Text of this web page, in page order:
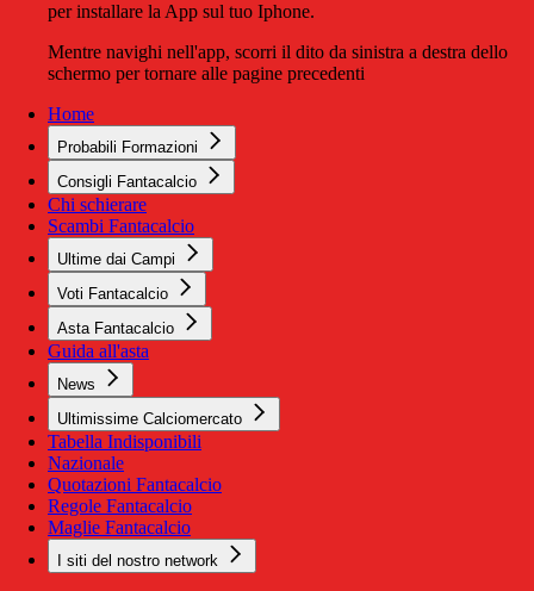
per installare la App sul tuo Iphone.
Mentre navighi nell'app, scorri il dito da sinistra a destra dello
schermo per tornare alle pagine precedenti
Home
Probabili Formazioni
Consigli Fantacalcio
Chi schierare
Scambi Fantacalcio
Ultime dai Campi
Voti Fantacalcio
Asta Fantacalcio
Guida all'asta
News
Ultimissime Calciomercato
Tabella Indisponibili
Nazionale
Quotazioni Fantacalcio
Regole Fantacalcio
Maglie Fantacalcio
I siti del nostro network